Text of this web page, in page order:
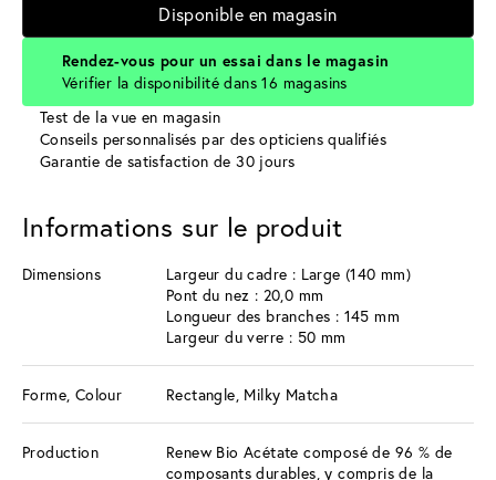
Disponible en magasin
Rendez-vous pour un essai dans le magasin
Vérifier la disponibilité dans 16 magasins
Test de la vue en magasin
Conseils personnalisés par des opticiens qualifiés
Garantie de satisfaction de 30 jours
Informations sur le produit
Dimensions
Largeur du cadre : Large (140 mm)
Pont du nez : 20,0 mm
Longueur des branches : 145 mm
Largeur du verre : 50 mm
Forme, Colour Rectangle, Milky Matcha
Production
Renew Bio Acétate composé de 96 % de
composants durables, y compris de la